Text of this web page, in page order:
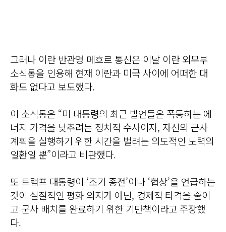
그러나 이란 반관영 메흐르 통신은 이날 이란 외무부
소식통을 인용해 현재 이란과 미국 사이에 어떠한 대
화도 없다고 보도했다.
이 소식통은 “미 대통령의 최근 발언들은 폭등하는 에
너지 가격을 낮추려는 정치적 수사이자, 자신의 군사
계획을 실행하기 위한 시간을 벌려는 의도적인 노력의
일환일 뿐”이라고 비판했다.
또 트럼프 대통령이 ‘조기 종전’이나 ‘협상’을 언급하는
것이 실질적인 평화 의지가 아닌, 경제적 타격을 줄이
고 군사 배치를 완료하기 위한 기만책이라고 주장했
다.